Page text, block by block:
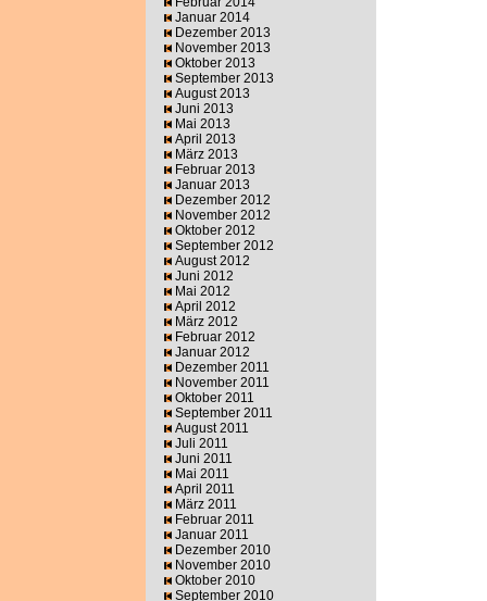
Januar 2014
Dezember 2013
November 2013
Oktober 2013
September 2013
August 2013
Juni 2013
Mai 2013
April 2013
März 2013
Februar 2013
Januar 2013
Dezember 2012
November 2012
Oktober 2012
September 2012
August 2012
Juni 2012
Mai 2012
April 2012
März 2012
Februar 2012
Januar 2012
Dezember 2011
November 2011
Oktober 2011
September 2011
August 2011
Juli 2011
Juni 2011
Mai 2011
April 2011
März 2011
Februar 2011
Januar 2011
Dezember 2010
November 2010
Oktober 2010
September 2010